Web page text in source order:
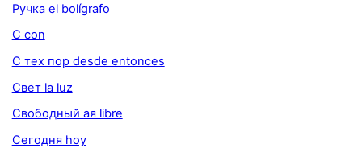
Ручка el bolígrafo
C con
С тех пор desde entonces
Свет la luz
Свободный ая libre
Сегодня hoy